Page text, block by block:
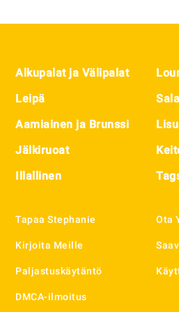
Footer
Alkupalat ja Välipalat
Leipä
Aamiainen ja Brunssi
Jälkiruoat
Illallinen
Tapaa Stephanie
Kirjoita Meille
Paljastuskäytäntö
DMCA-ilmoitus
Ota